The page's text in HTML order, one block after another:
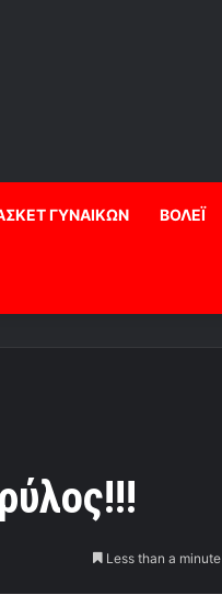
ΓΥΝΑΙΚΩΝ ΒΟΛΕΪ
Less than a minute